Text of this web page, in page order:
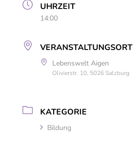
UHRZEIT
14:00
VERANSTALTUNGSORT
Lebenswelt Aigen
Olivierstr. 10, 5026 Salzburg
KATEGORIE
Bildung